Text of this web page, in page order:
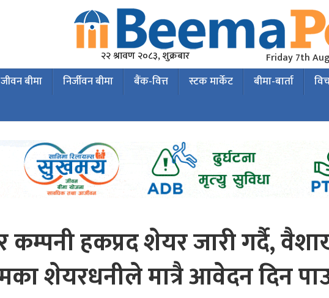
२२ श्रावण २०८३, शुक्रबार Friday 7th
जीवन बीमा निर्जीवन बीमा बैंक-वित्त स्टक मार्केट बीमा-बार्ता
कम्पनी हकप्रद शेयर जारी गर्दै,
शेयरधनीले मात्रै आवेदन दिन